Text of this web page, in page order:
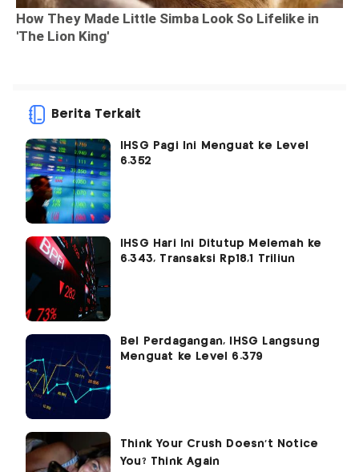
Berita Terkait
IHSG Pagi Ini Menguat ke Level
6.352
IHSG Hari Ini Ditutup Melemah ke
6.343, Transaksi Rp18,1 Triliun
Bel Perdagangan, IHSG Langsung
Menguat ke Level 6.379